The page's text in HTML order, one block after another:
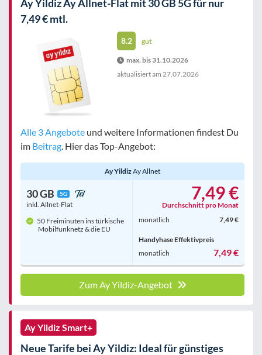
Handy-Speicher
nur 5G-Handys
Filter zurücksetzen
Ay Yildiz Ay Allnet-Flat mit 30 GB 5G für nur
7,49 € mtl.
8.2 gut
max. bis 31.10.2026
aktualisiert am 27.07.2026
Alle 3 Angebote und weitere Informationen findest Du
im Beitrag. Hier das Top-Angebot:
Ay YildizAy Allnet
30 GB 5G
inkl. Allnet-Flat
50 Freiminuten ins türkische
Mobilfunknetz & die EU
7,49 €
Durchschnitt pro Monat
monatlich
7,49 €
Handyhase Effektivpreis
monatlich
7,49 €
Zum Ay Yildiz-Angebot
Ay Yildiz Smart+
Neue Tarife bei Ay Yildiz: Ideal für günstiges